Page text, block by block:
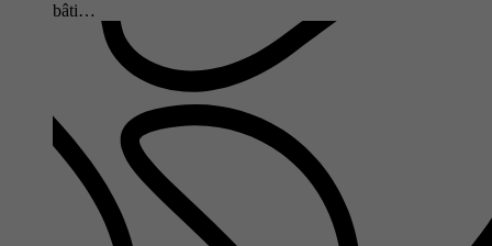
bâti…